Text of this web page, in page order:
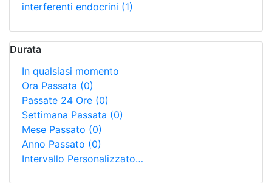
interferenti endocrini (1)
Durata
In qualsiasi momento
Ora Passata (0)
Passate 24 Ore (0)
Settimana Passata (0)
Mese Passato (0)
Anno Passato (0)
Intervallo Personalizzato…